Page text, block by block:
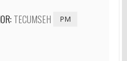
TECUMSEH PM